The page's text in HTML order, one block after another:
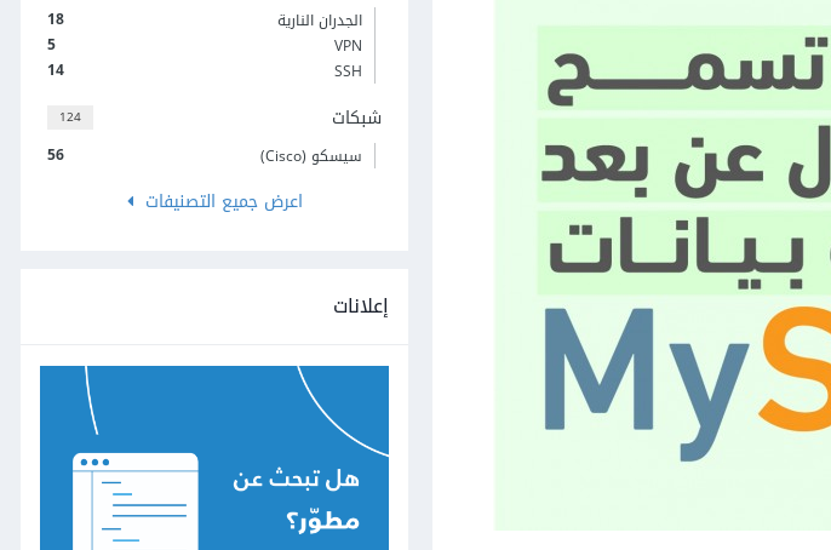
18
الجدران النارية
5
VPN
14
SSH
124 شبكات
56 سيسكو (Cisco)
اعرض جميع التصنيفات
إعلانات